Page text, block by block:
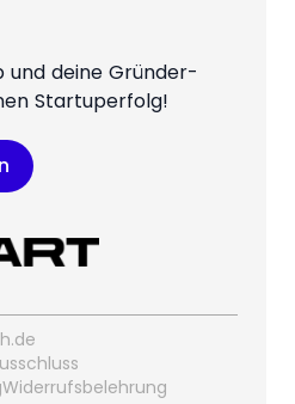
und deine Gründer-
Startuperfolg!
Widerrufsbelehrung